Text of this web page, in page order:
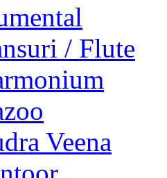
/ Flute
Veena